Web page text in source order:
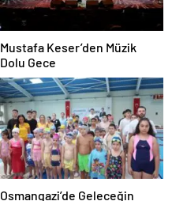
Mustafa Keser’den Müzik
Dolu Gece
Osmangazi’de Geleceğin